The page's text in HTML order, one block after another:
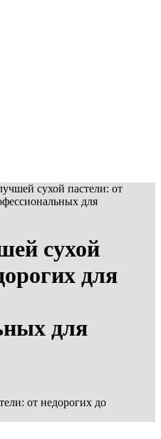
сухой пастели: от
для
сухой
для
для